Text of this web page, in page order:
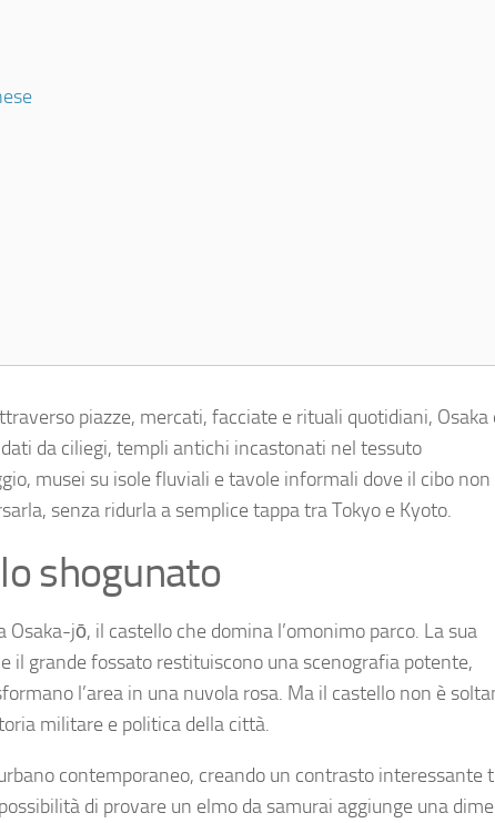
piazze, mercati, facciate e rituali quotidiani,
da ciliegi, templi antichi incastonati nel tessuto
musei su isole fluviali e tavole informali dove il cibo non
senza ridurla a semplice tappa tra Tokyo e Kyoto.
shogunato
jō, il castello che domina l’omonimo parco. La sua
grande fossato restituiscono una scenografia potente,
l’area in una nuvola rosa. Ma il castello non è
militare e politica della città.
contemporaneo, creando un contrasto interessante
di provare un elmo da samurai aggiunge una